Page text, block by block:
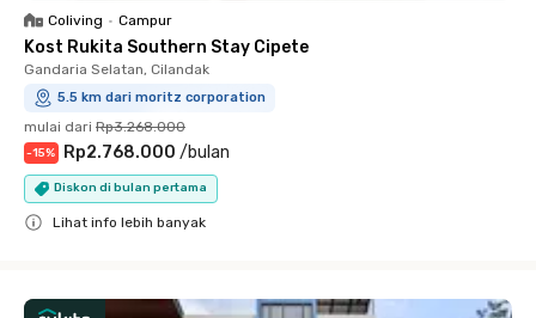
Coliving • Campur
Kost Rukita Southern Stay Cipete
Gandaria Selatan, Cilandak
5.5 km dari moritz corporation
mulai dari Rp3.268.000
-15% Rp2.768.000 /bulan
Diskon di bulan pertama
Lihat info lebih banyak